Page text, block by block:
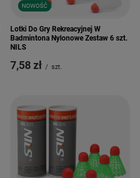
NOWOŚĆ
Lotki Do Gry Rekreacyjnej W
Badmintona Nylonowe Zestaw 6 szt.
NILS
7,58 zł / szt.